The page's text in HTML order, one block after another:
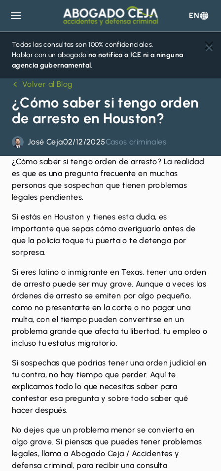
Abogado
Ceja
EN
Todas las consultas son 100% confidenciales.
Hablar con un abogado no notifica a ICE ni a ninguna
agencia gubernamental.
Volver al Blog
¿Cómo saber si tengo orden
de arresto en Houston?
José Ceja02/12/2025Casos criminales
¿Cómo saber si tengo orden de arresto? La realidad
es que es una pregunta frecuente en muchas
personas que sospechan que tienen problemas
legales pendientes.
Si estás en Houston y tienes esta duda, es
importante que sepas cómo averiguarlo antes de
que la policía toque tu puerta o te detenga por
sorpresa.
Si eres latino o inmigrante en Texas, tener unaorden
de arresto puede ser muy grave. Aunque a veces las
órdenes de arresto se emiten por algo pequeño,
como no presentarte en la corte o no pagar una
multa, con el tiempo pueden convertirse en un
problema grande que afecta tu libertad, tu empleo o
incluso tu estatus migratorio.
Si sospechas que podrías tener una orden judicial en
tu contra, no hay tiempo que perder. Aquí te
explicamos todo lo que necesitas saber para
contestar esa pregunta y sobre todo saber qué
hacer después.
No dejes que un problema menor se convierta en
algo grave. Si piensas que puedes tener problemas
legales, llama a Abogado Ceja / Accidentes y
defensa criminal, para recibir una consulta